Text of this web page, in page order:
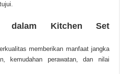
dalam Kitchen Set
memberikan manfaat jangka
kemudahan perawatan, dan nilai